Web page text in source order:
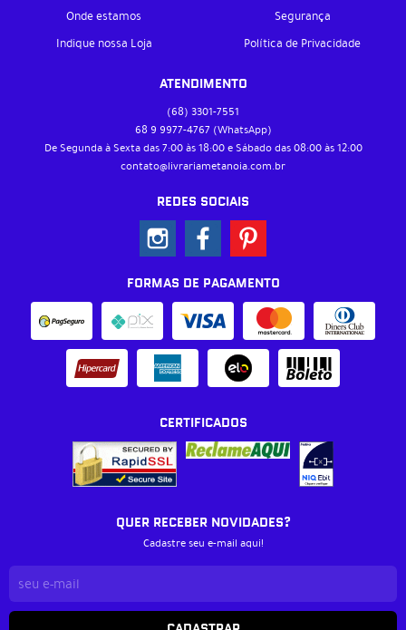
Onde estamos
Indique nossa Loja
Segurança
Política de Privacidade
ATENDIMENTO
(68) 3301-7551
68 9 9977-4767 (WhatsApp)
De Segunda à Sexta das 7:00 às 18:00 e Sábado das 08:00 às 12:00
contato@livrariametanoia.com.br
REDES SOCIAIS
FORMAS DE PAGAMENTO
CERTIFICADOS
QUER RECEBER NOVIDADES?
Cadastre seu e-mail aqui!